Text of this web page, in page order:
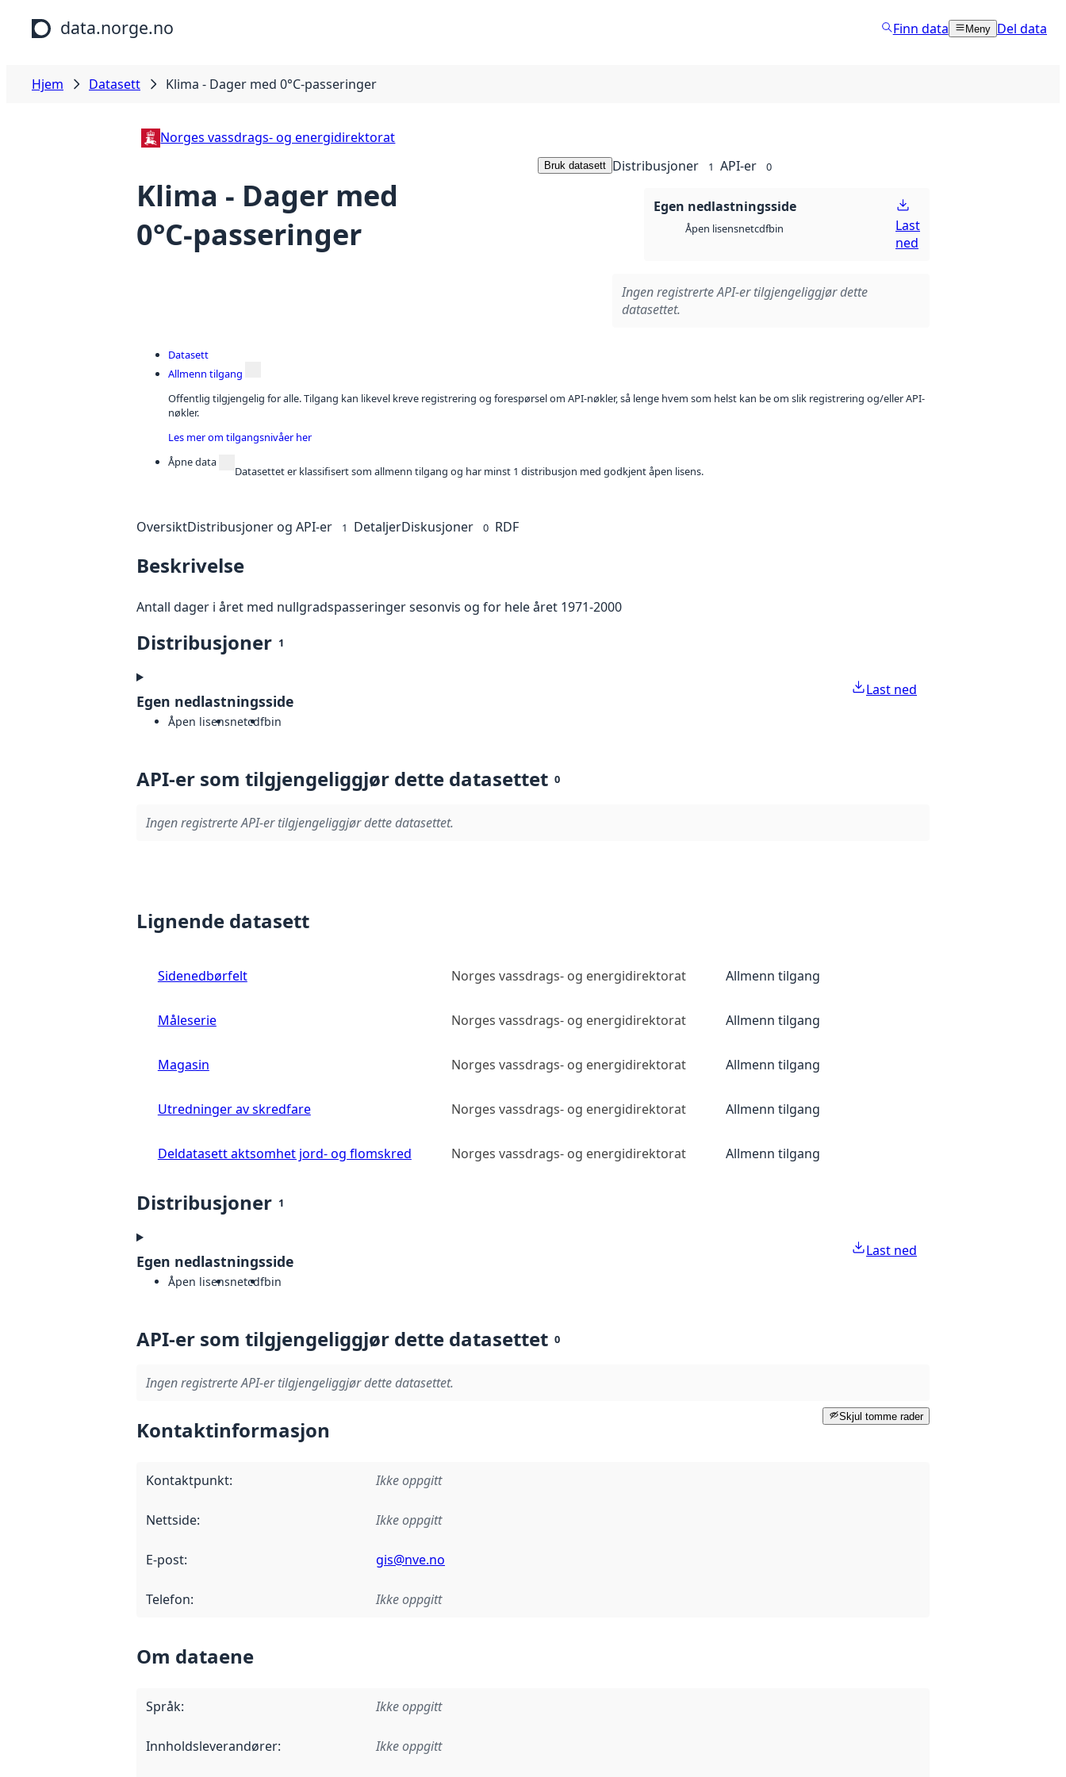
Hopp til hovedinnhold
data.norge.no Finn data Meny Del data
Hjem Datasett Klima - Dager med 0°C-passeringer
Norges vassdrags- og energidirektorat
Klima - Dager med
0°C-passeringer
Bruk datasett Distribusjoner 1 API-er 0
Egen nedlastningsside
Åpen lisensnetcdfbin
Last
ned
Ingen registrerte API-er tilgjengeliggjør dette
datasettet.
Datasett
Allmenn tilgang
Offentlig tilgjengelig for alle. Tilgang kan likevel kreve registrering og forespørsel om API-nøkler, så lenge hvem som helst kan be om slik registrering og/eller API-
nøkler.
Les mer om tilgangsnivåer her
Åpne data
Datasettet er klassifisert som allmenn tilgang og har minst 1 distribusjon med godkjent åpen lisens.
OversiktDistribusjoner og API-er 1 DetaljerDiskusjoner 0 RDF
Beskrivelse
Antall dager i året med nullgradspasseringer sesonvis og for hele året 1971-2000
Distribusjoner 1
Egen nedlastningsside
Åpen lisensnetcdfbin
Last ned
API-er som tilgjengeliggjør dette datasettet 0
Ingen registrerte API-er tilgjengeliggjør dette datasettet.
Lignende datasett
Sidenedbørfelt Norges vassdrags- og energidirektorat Allmenn tilgang
Måleserie Norges vassdrags- og energidirektorat Allmenn tilgang
Magasin Norges vassdrags- og energidirektorat Allmenn tilgang
Utredninger av skredfare Norges vassdrags- og energidirektorat Allmenn tilgang
Deldatasett aktsomhet jord- og flomskred Norges vassdrags- og energidirektorat Allmenn tilgang
Distribusjoner 1
Egen nedlastningsside
Åpen lisensnetcdfbin
Last ned
API-er som tilgjengeliggjør dette datasettet 0
Ingen registrerte API-er tilgjengeliggjør dette datasettet.
Skjul tomme rader
Kontaktinformasjon
Kontaktpunkt: Ikke oppgitt
Nettside: Ikke oppgitt
E-post: gis@nve.no
Telefon: Ikke oppgitt
Om dataene
Språk: Ikke oppgitt
Innholdsleverandører: Ikke oppgitt